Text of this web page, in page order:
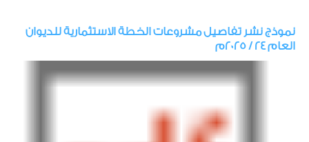
نموذج نشر تفاصيل مشروعات الخطة الاستثمارية للديوان
العام 24 / 2025م